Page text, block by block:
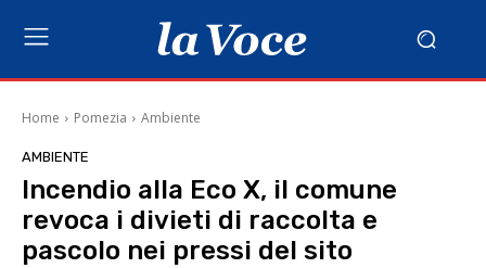
Home Pomezia Ambiente
AMBIENTE
Incendio alla Eco X, il comune
revoca i divieti di raccolta e
pascolo nei pressi del sito